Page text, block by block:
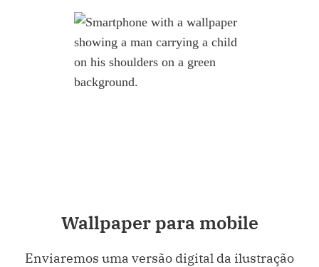
Wallpaper para mobile
Enviaremos uma versão digital da ilustração